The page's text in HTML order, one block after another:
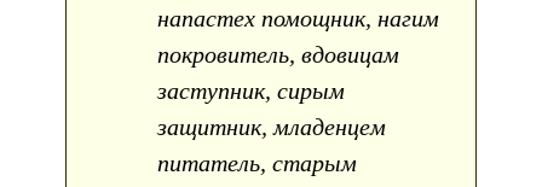
напастех помощник, нагим
покровитель, вдовицам
заступник, сирым
защитник, младенцем
питатель, старым